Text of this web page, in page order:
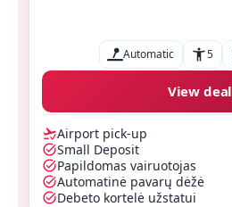
Automatic 5
View deal
Airport pick-up
Small Deposit
Papildomas vairuotojas
Automatinė pavarų dėžė
Debeto kortelė užstatui